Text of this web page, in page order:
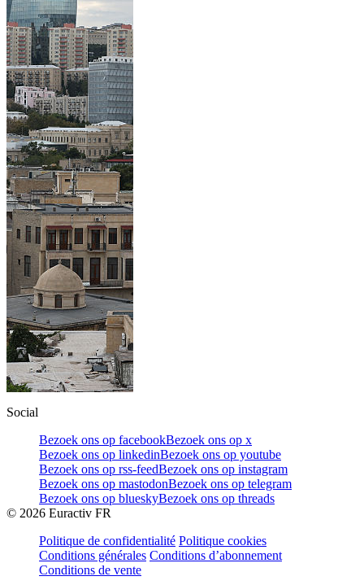
Social
Bezoek ons op facebookBezoek ons op x
Bezoek ons op linkedinBezoek ons op youtube
Bezoek ons op rss-feedBezoek ons op instagram
Bezoek ons op mastodonBezoek ons op telegram
Bezoek ons op blueskyBezoek ons op threads
© 2026 Euractiv FR
Politique de confidentialité Politique cookies
Conditions générales Conditions d’abonnement
Conditions de vente